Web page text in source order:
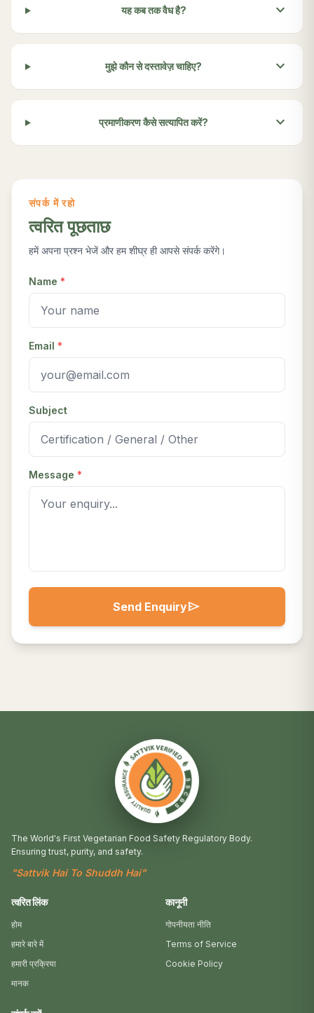
यह कब तक वैध है? expand_more
मुझे कौन से दस्तावेज़ चाहिए? expand_more
प्रमाणीकरण कैसे सत्यापित करें? expand_more
संपर्क में रहो
त्वरित पूछताछ
हमें अपना प्रश्न भेजें और हम शीघ्र ही आपसे संपर्क करेंगे।
Name *
Email *
Subject
Message *
Send Enquirysend
The World's First Vegetarian Food Safety Regulatory Body.
Ensuring trust, purity, and safety.
"Sattvik Hai To Shuddh Hai"
त्वरित लिंक
होम
हमारे बारे में
हमारी प्रक्रिया
मानक
कानूनी
गोपनीयता नीति
Terms of Service
Cookie Policy